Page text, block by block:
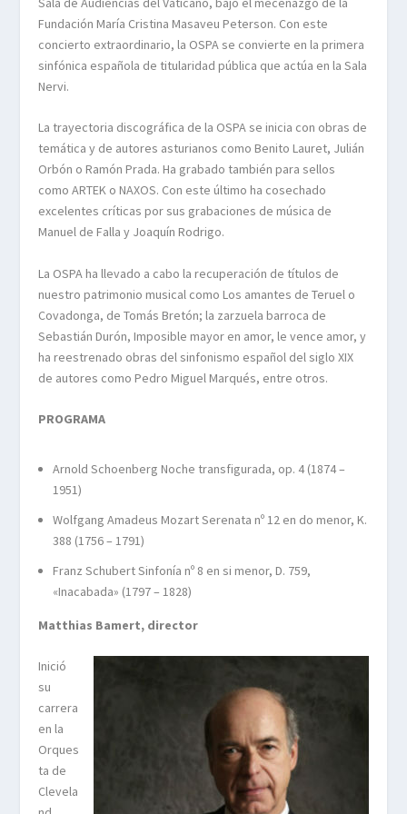
Fundación María Cristina Masaveu Peterson. Con este
concierto extraordinario, la OSPA se convierte en la primera
sinfónica española de titularidad pública que actúa en la Sala
Nervi.
La trayectoria discográfica de la OSPA se inicia con obras de
temática y de autores asturianos como Benito Lauret, Julián
Orbón o Ramón Prada. Ha grabado también para sellos
como ARTEK o NAXOS. Con este último ha cosechado
excelentes críticas por sus grabaciones de música de
Manuel de Falla y Joaquín Rodrigo.
La OSPA ha llevado a cabo la recuperación de títulos de
nuestro patrimonio musical como Los amantes de Teruel o
Covadonga, de Tomás Bretón; la zarzuela barroca de
Sebastián Durón, Imposible mayor en amor, le vence amor, y
ha reestrenado obras del sinfonismo español del siglo XIX
de autores como Pedro Miguel Marqués, entre otros.
PROGRAMA
Arnold Schoenberg Noche transfigurada, op. 4 (1874 –
1951)
Wolfgang Amadeus Mozart Serenata nº 12 en do menor, K.
388 (1756 – 1791)
Franz Schubert Sinfonía nº 8 en si menor, D. 759,
«Inacabada» (1797 – 1828)
Matthias Bamert, director
Inició
su
carrera
en la
Orques
ta de
Clevela